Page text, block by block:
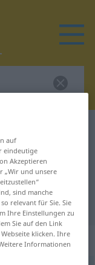
für
auf
eindeutige
Akzeptieren
„Wir und unsere
sind manche
relevant für Sie. Sie
Ihre Einstellungen zu
Sie auf den Link
klicken. Ihre
Informationen